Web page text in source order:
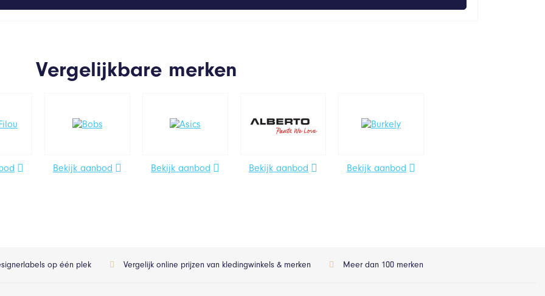
Vergelijkbare merken
Bekijk aanbod Bekijk aanbod Bekijk aanbod Bekijk aanbod
op één plek Vergelijk online prijzen van kledingwinkels & merken Meer dan 100 merken